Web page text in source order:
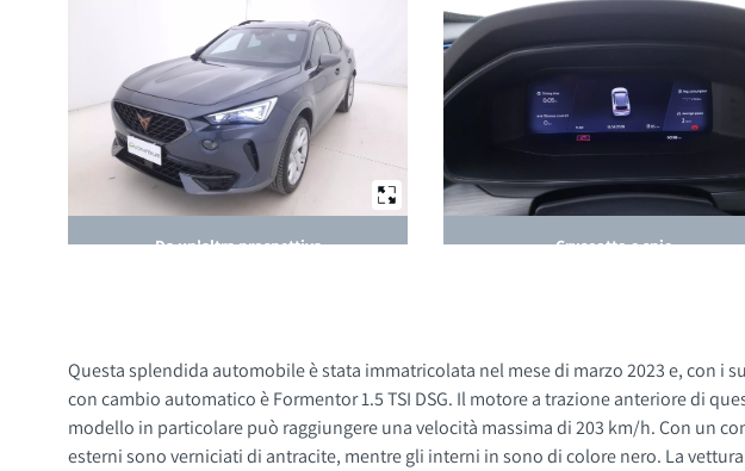
Da un'altra prospettiva Cruscotto e spie
Questa splendida automobile è stata immatricolata nel mese di marzo 2023 e, con
con cambio automatico è Formentor 1.5 TSI DSG. Il motore a trazione anteriore di
modello in particolare può raggiungere una velocità massima di 203 km/h. Con un
esterni sono verniciati di antracite, mentre gli interni in sono di colore nero. La vettura ha 5 porte, 5 posti a sedere e un bagagliaio con capacità di 450 litri. Tra gli optional e le dotazioni